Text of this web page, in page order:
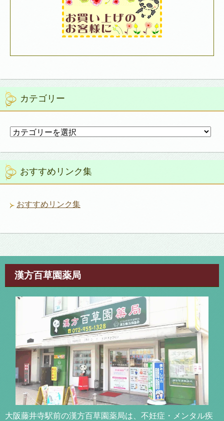
カテゴリー
カ
ゴ
リ
ー おすすめリンク集
おすすめリンク集
漢方百草園薬局
大阪藤井寺駅前の漢方百草園薬局は、不妊症・メンタル疾